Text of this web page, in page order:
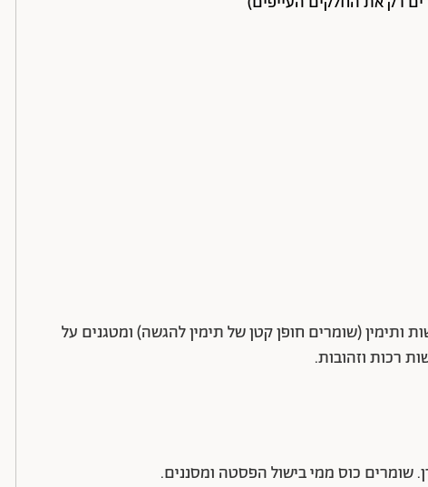
ותימין (שומרים חופן קטן של תימין להגשה) ומטגנים על
שומרים כוס ממי בישול הפסטה ומסננים.